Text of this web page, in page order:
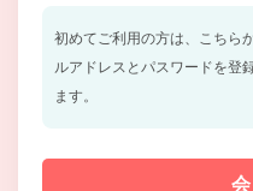
初めてご利用の方は、こちら
ルアドレスとパスワードを登
ます。